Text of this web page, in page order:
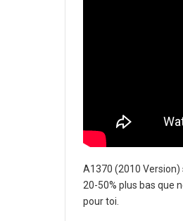
A1370 (2010 Version)
20-50% plus bas que
pour toi.